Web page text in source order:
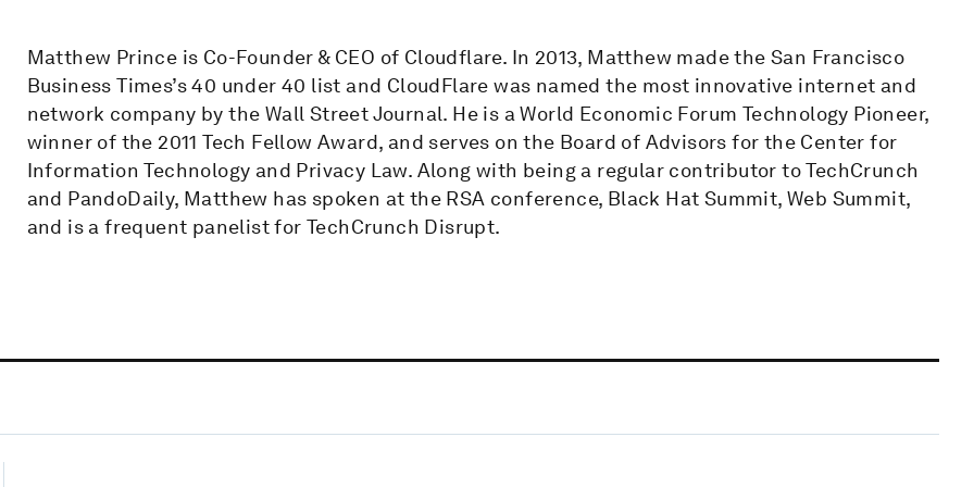
Matthew Prince is Co-Founder & CEO of Cloudflare. In 2013, Matthew made the San Francisco
Business Times’s 40 under 40 list and CloudFlare was named the most innovative internet and
network company by the Wall Street Journal. He is a World Economic Forum Technology Pioneer,
winner of the 2011 Tech Fellow Award, and serves on the Board of Advisors for the Center for
Information Technology and Privacy Law. Along with being a regular contributor to TechCrunch
and PandoDaily, Matthew has spoken at the RSA conference, Black Hat Summit, Web Summit,
and is a frequent panelist for TechCrunch Disrupt.